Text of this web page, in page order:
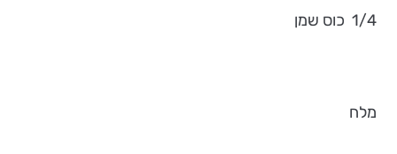
1/4 כוס שמן
מלח